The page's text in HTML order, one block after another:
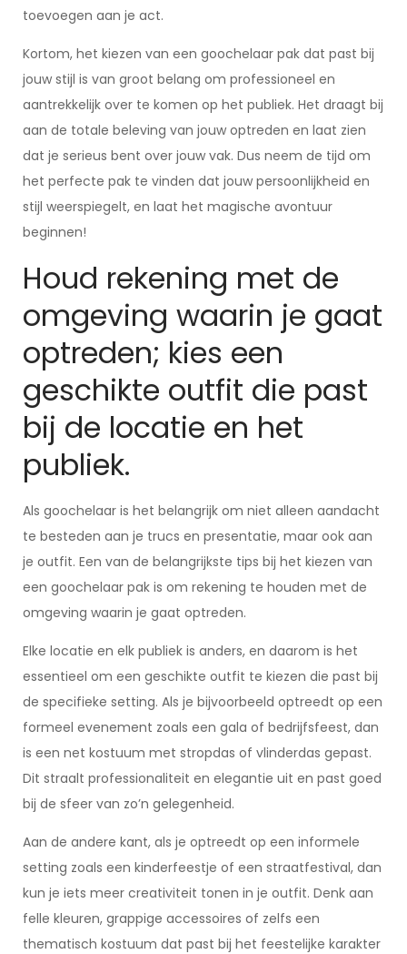
toevoegen aan je act.
Kortom, het kiezen van een goochelaar pak dat past bij
jouw stijl is van groot belang om professioneel en
aantrekkelijk over te komen op het publiek. Het draagt bij
aan de totale beleving van jouw optreden en laat zien
dat je serieus bent over jouw vak. Dus neem de tijd om
het perfecte pak te vinden dat jouw persoonlijkheid en
stijl weerspiegelt, en laat het magische avontuur
beginnen!
Houd rekening met de
omgeving waarin je gaat
optreden; kies een
geschikte outfit die past
bij de locatie en het
publiek.
Als goochelaar is het belangrijk om niet alleen aandacht
te besteden aan je trucs en presentatie, maar ook aan
je outfit. Een van de belangrijkste tips bij het kiezen van
een goochelaar pak is om rekening te houden met de
omgeving waarin je gaat optreden.
Elke locatie en elk publiek is anders, en daarom is het
essentieel om een geschikte outfit te kiezen die past bij
de specifieke setting. Als je bijvoorbeeld optreedt op een
formeel evenement zoals een gala of bedrijfsfeest, dan
is een net kostuum met stropdas of vlinderdas gepast.
Dit straalt professionaliteit en elegantie uit en past goed
bij de sfeer van zo’n gelegenheid.
Aan de andere kant, als je optreedt op een informele
setting zoals een kinderfeestje of een straatfestival, dan
kun je iets meer creativiteit tonen in je outfit. Denk aan
felle kleuren, grappige accessoires of zelfs een
thematisch kostuum dat past bij het feestelijke karakter